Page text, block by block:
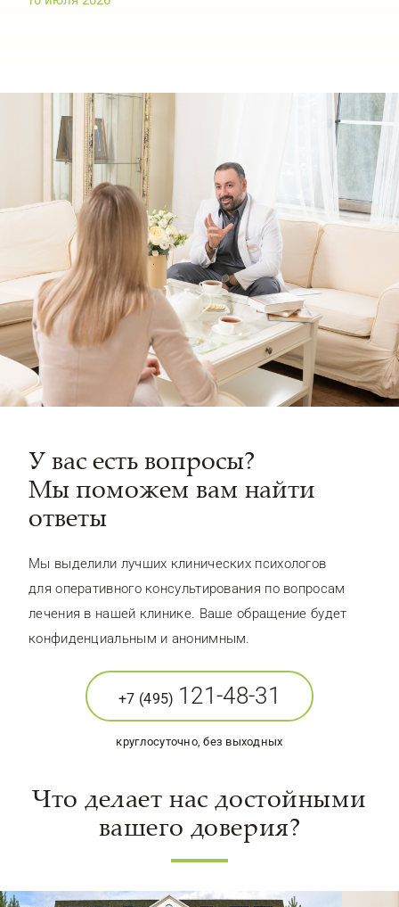
У вас есть вопросы?
Мы поможем вам найти
ответы
Мы выделили лучших клинических психологов
для оперативного консультирования по вопросам
лечения в нашей клинике. Ваше обращение будет
конфиденциальным и анонимным.
+7 (495) 121-48-31
круглосуточно, без выходных
Что делает нас достойными
вашего доверия?